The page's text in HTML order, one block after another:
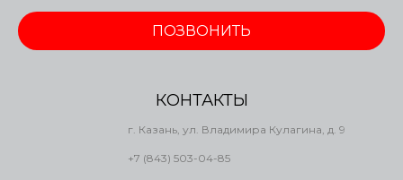
ПОЗВОНИТЬ
КОНТАКТЫ
г. Казань, ул. Владимира Кулагина, д. 9
+7 (843) 503-04-85